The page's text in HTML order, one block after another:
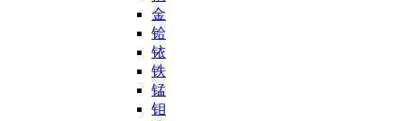
金
铪
铱
铁
锰
钼